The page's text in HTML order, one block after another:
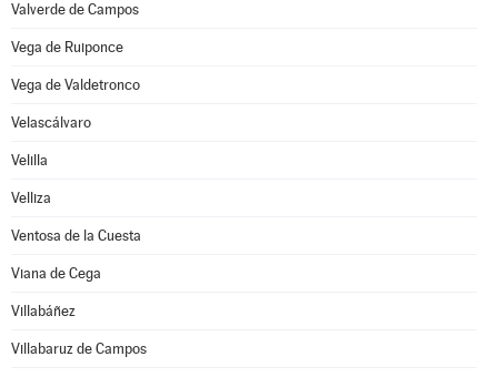
Valverde de Campos
Vega de Ruiponce
Vega de Valdetronco
Velascálvaro
Velilla
Velliza
Ventosa de la Cuesta
Viana de Cega
Villabáñez
Villabaruz de Campos